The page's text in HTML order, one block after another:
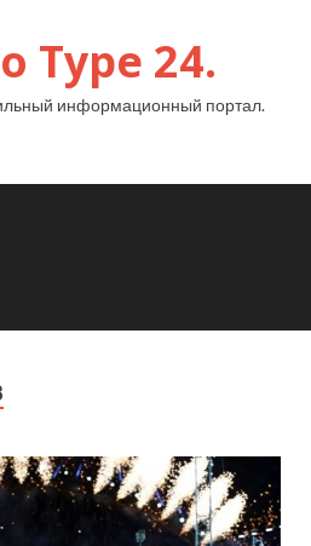
Type 24.
информационный портал.